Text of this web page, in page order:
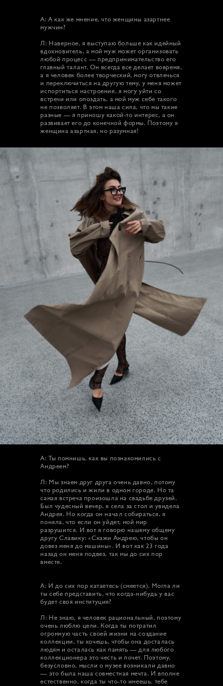
А: А как же мнение, что женщины азартнее
мужчин?
Л: Наверное, я выступаю больше как идейный
вдохновитель, а мой муж может организовать
любой процесс — предпринимательство его
главный талант. Он всегда все делает вовремя,
а я человек более творческий, могу отвлечься
и переключиться на другую тему, у меня может
испортиться настроение, я могу уйти со
встречи или опоздать, а мой муж себе такого
не позволяет. В этом наша сила, что мы такие
разные — я приношу какой-то интерес, а он
развивает его до конечной формы. Поэтому я
женщина азартная, но разумная!
А: Ты помнишь, как вы познакомились с
Андреем?
Л: Мы знаем друг друга очень давно, потому
что родились и жили в одном городе. Но та
самая встреча произошла на свадьбе друзей.
Был чудесный вечер, я села за стол и увидела
Андрея. Но когда он начал собираться, я
поняла, что если он уйдет, мой мир
разрушится. И вот я говорю нашему общему
другу Славику: «Скажи Андрею, чтобы он
довез меня до машины». И вот как 23 года
назад он меня подвез, так мы до сих пор
вместе.
А: И до сих пор катаетесь (смеется). Могла ли
ты себе представить, что когда-нибудь у вас
будет своя институция?
Л: Не знаю, я человек рациональный, поэтому
очень люблю цели. Когда ты потратил
огромную часть своей жизни на создание
коллекции, ты хочешь, чтобы она досталась
людям и осталась как память — для любого
коллекционера это честь и почет. Поэтому,
безусловно, мысли о музее возникали давно
— это была наша совместная мечта. И вполне
естественно, когда ты что-то имеешь, тебе